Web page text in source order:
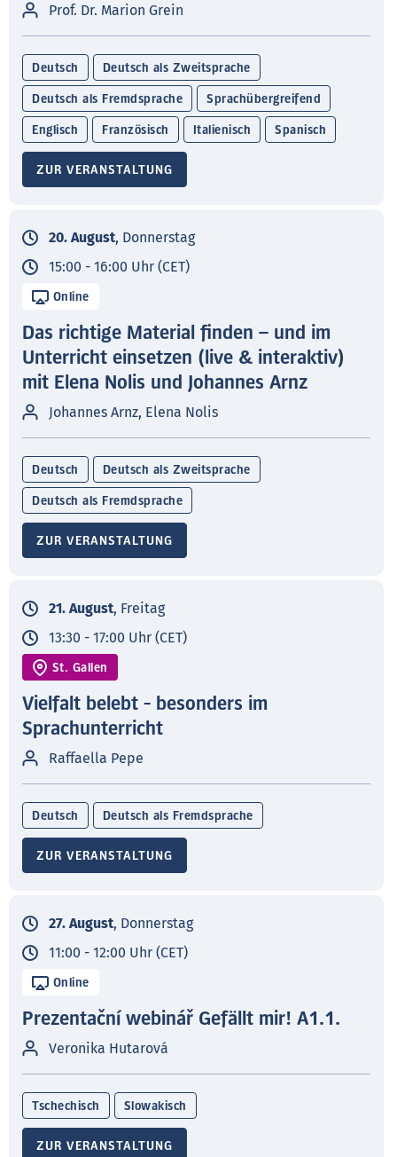
Prof. Dr. Marion Grein
Deutsch Deutsch als Zweitsprache
Deutsch als Fremdsprache Sprachübergreifend
Englisch Französisch Italienisch Spanisch
ZUR VERANSTALTUNG
20. August, Donnerstag
15:00 - 16:00 Uhr (CET)
Online
Das richtige Material finden – und im
Unterricht einsetzen (live & interaktiv)
mit Elena Nolis und Johannes Arnz
Johannes Arnz, Elena Nolis
Deutsch Deutsch als Zweitsprache
Deutsch als Fremdsprache
ZUR VERANSTALTUNG
21. August, Freitag
13:30 - 17:00 Uhr (CET)
St. Gallen
Vielfalt belebt - besonders im
Sprachunterricht
Raffaella Pepe
Deutsch Deutsch als Fremdsprache
ZUR VERANSTALTUNG
27. August, Donnerstag
11:00 - 12:00 Uhr (CET)
Online
Prezentační webinář Gefällt mir! A1.1.
Veronika Hutarová
Tschechisch Slowakisch
ZUR VERANSTALTUNG